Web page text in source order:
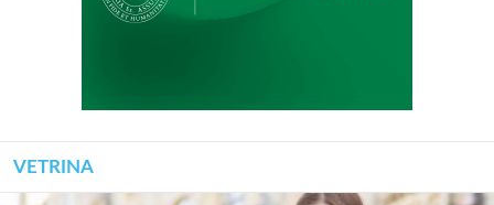
VETRINA